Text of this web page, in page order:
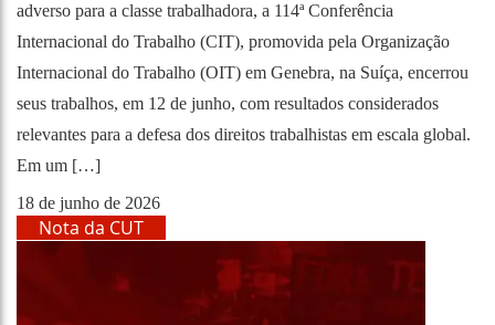
adverso para a classe trabalhadora, a 114ª Conferência
Internacional do Trabalho (CIT), promovida pela Organização
Internacional do Trabalho (OIT) em Genebra, na Suíça, encerrou
seus trabalhos, em 12 de junho, com resultados considerados
relevantes para a defesa dos direitos trabalhistas em escala global.
Em um […]
18 de junho de 2026
Nota da CUT